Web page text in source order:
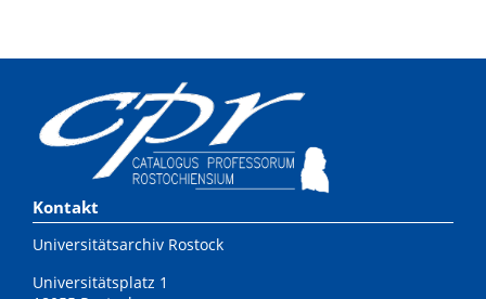
Kontakt
Universitätsarchiv Rostock
Universitätsplatz 1